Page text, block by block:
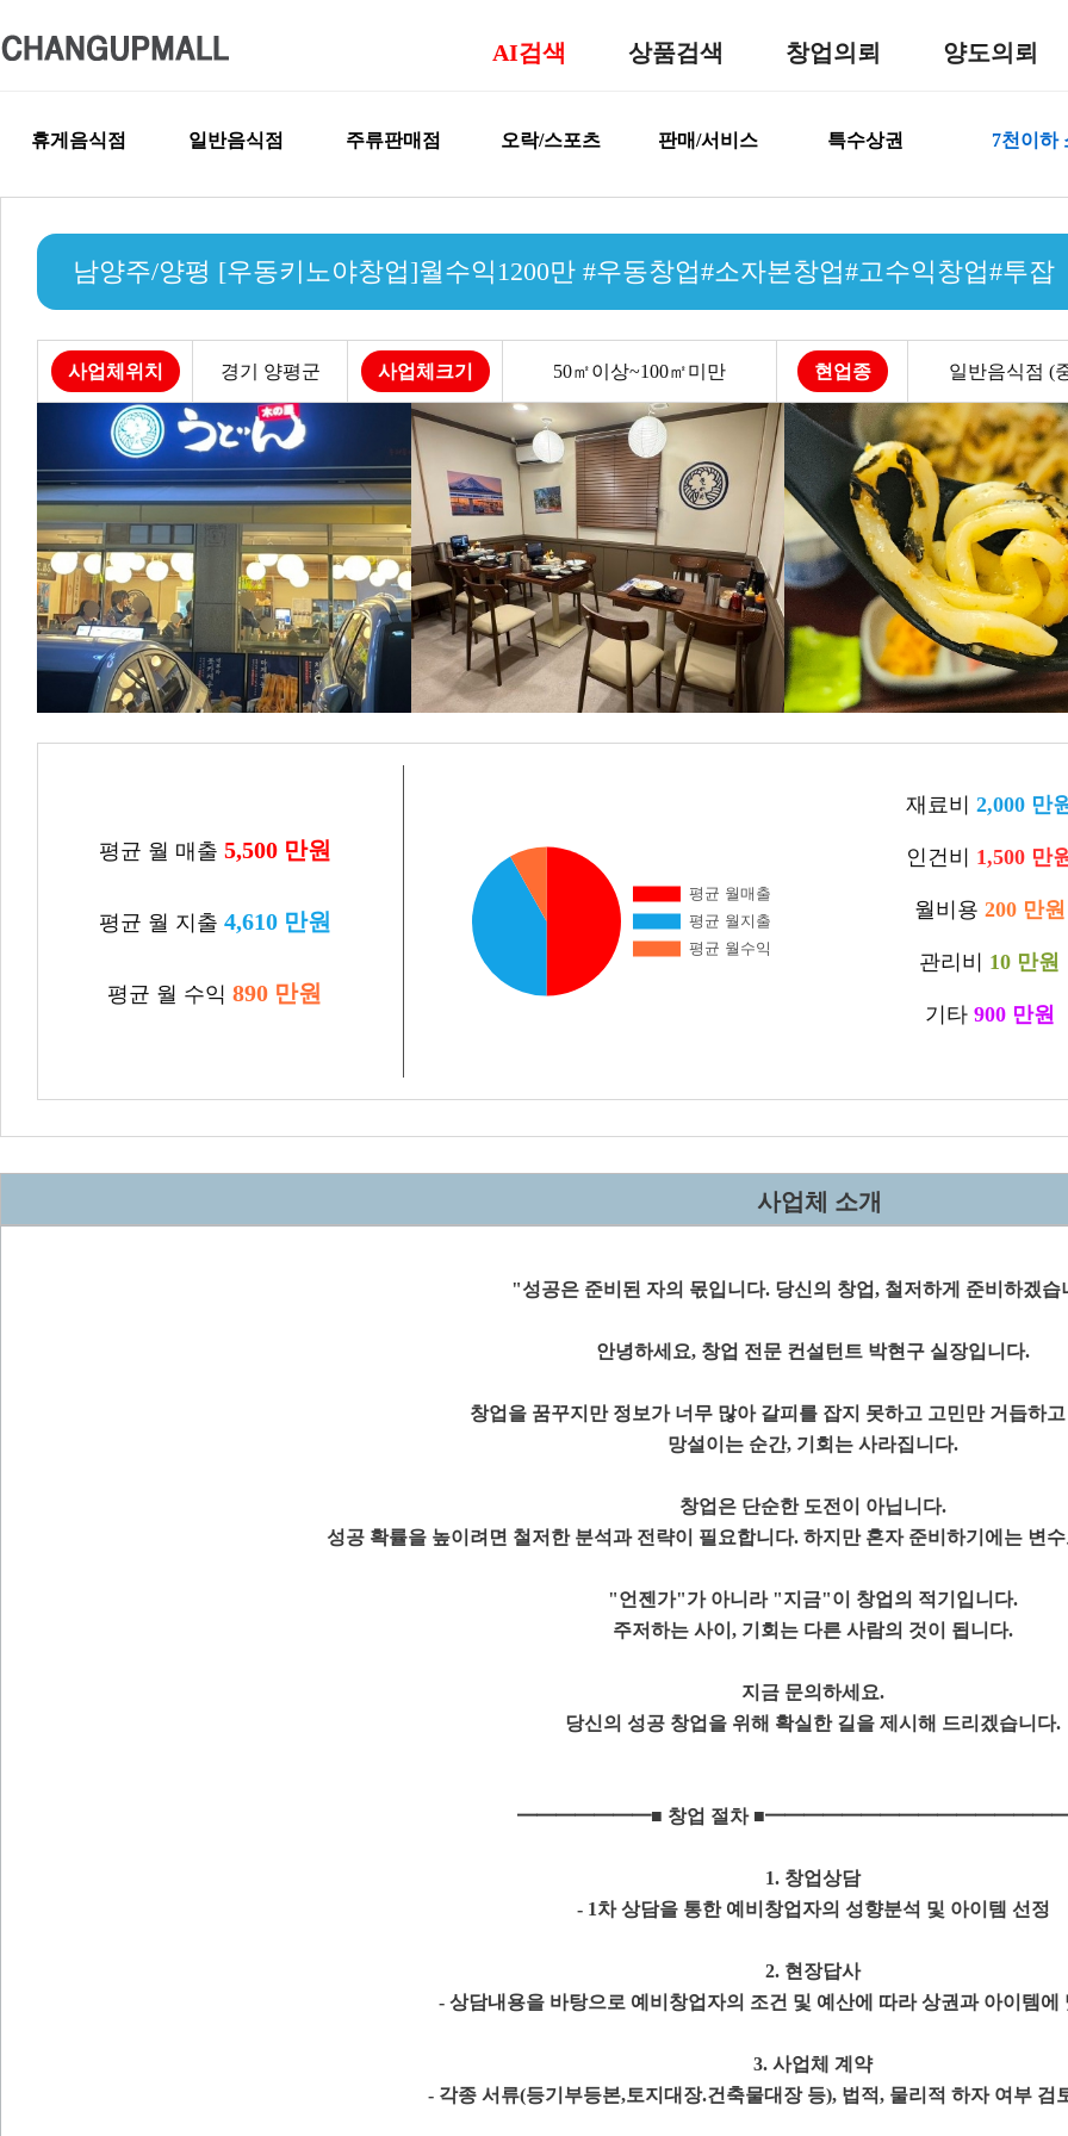
AI검색 상품검색 창업의뢰 양도의뢰
휴게음식점 일반음식점 주류판매점 오락/스포츠 판매/서비스 특수상권 7천이하
남양주/양평 [우동키노야창업]월수익1200만 #우동창업#소자본창업#고수익창업#투잡
사업체위치 경기 양평군 사업체크기 50㎡이상~100㎡미만 현업종 일반음식점 (
평균 월 매출 5,500 만원
평균 월 지출 4,610 만원
평균 월 수익 890 만원
재료비 2,000 만
인건비 1,500 만
월비용 200 만원
관리비 10 만원
기타 900 만원
사업체 소개
"성공은 준비된 자의 몫입니다. 당신의 창업, 철저하게 준비하겠
안녕하세요, 창업 전문 컨설턴트 박현구 실장입니다.
창업을 꿈꾸지만 정보가 너무 많아 갈피를 잡지 못하고 고민만 거듭하
망설이는 순간, 기회는 사라집니다.
창업은 단순한 도전이 아닙니다.
성공 확률을 높이려면 철저한 분석과 전략이 필요합니다. 하지만 혼자 준비하기에는 변
"언젠가"가 아니라 "지금"이 창업의 적기입니다.
주저하는 사이, 기회는 다른 사람의 것이 됩니다.
지금 문의하세요.
당신의 성공 창업을 위해 확실한 길을 제시해 드리겠습니다.
━━━━━━━■ 창업 절차
1. 창업상담
- 1차 상담을 통한 예비창업자의 성향분석 및 아이템 선정
2. 현장답사
- 상담내용을 바탕으로 예비창업자의 조건 및 예산에 따라 상권과 아이템에
3. 사업체 계약
- 각종 서류(등기부등본,토지대장.건축물대장 등), 법적, 물리적 하자 여부 검